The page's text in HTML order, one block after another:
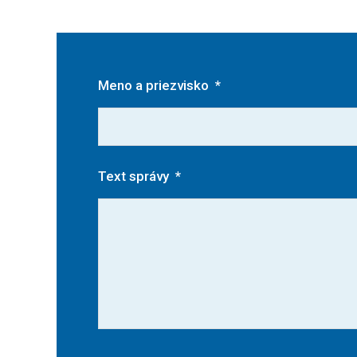
Meno a priezvisko *
Text správy *